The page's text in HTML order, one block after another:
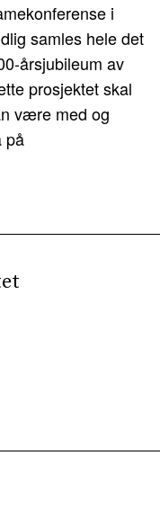
i
samles hele det
årsjubileum av
prosjektet skal
være med og
på